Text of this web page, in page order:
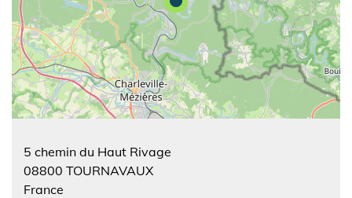
5 chemin du Haut Rivage
08800 TOURNAVAUX
France